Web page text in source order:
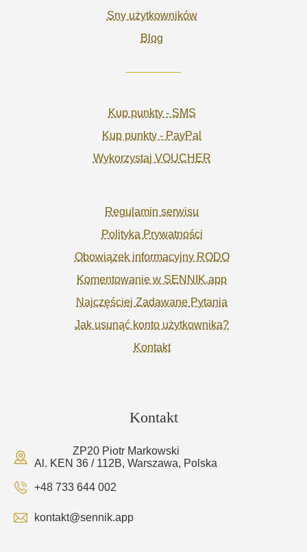
Sny użytkowników
Blog
Kup punkty - SMS
Kup punkty - PayPal
Wykorzystaj VOUCHER
Regulamin serwisu
Polityka Prywatności
Obowiązek informacyjny RODO
Komentowanie w SENNIK.app
Najczęściej Zadawane Pytania
Jak usunąć konto użytkownika?
Kontakt
Kontakt
ZP20 Piotr Markowski
Al. KEN 36 / 112B, Warszawa, Polska
+48 733 644 002
kontakt@sennik.app